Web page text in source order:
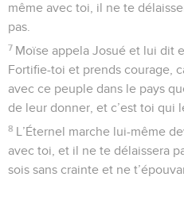
même avec toi, il ne te
pas.
7 Moïse appela Josué et lui dit
Fortifie-toi et prends courage,
avec ce peuple dans le pays
de leur donner, et c’est toi qui
8 L’Éternel marche lui-même
avec toi, et il ne te délaissera
sois sans crainte et ne